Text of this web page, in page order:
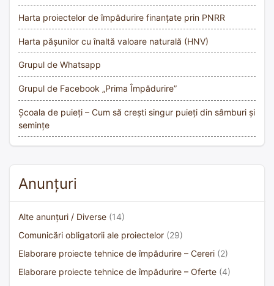
Harta proiectelor de împădurire finanțate prin PNRR
Harta pășunilor cu înaltă valoare naturală (HNV)
Grupul de Whatsapp
Grupul de Facebook „Prima Împădurire”
Școala de puieți – Cum să crești singur puieți din sâmburi și
semințe
Anunțuri
Alte anunțuri / Diverse (14)
Comunicări obligatorii ale proiectelor (29)
Elaborare proiecte tehnice de împădurire – Cereri (2)
Elaborare proiecte tehnice de împădurire – Oferte (4)